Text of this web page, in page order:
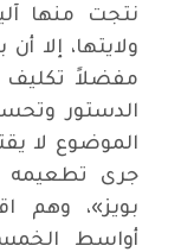
نتجت منها
ولايتها، إلا
مفضلاً تكليف
الدستور
جرى تطعيمه
بويز»، وهم
أواسط